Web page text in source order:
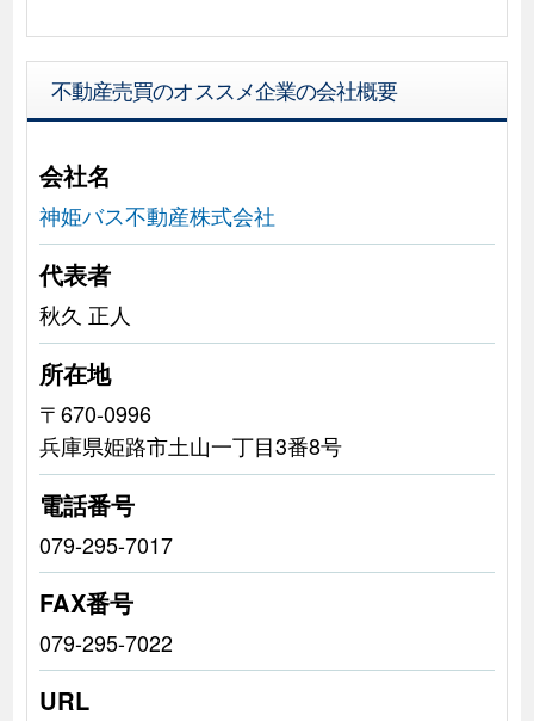
不動産売買のオススメ企業の会社概要
会社名
神姫バス不動産株式会社
代表者
秋久 正人
所在地
〒670-0996
兵庫県姫路市土山一丁目3番8号
電話番号
079-295-7017
FAX番号
079-295-7022
URL